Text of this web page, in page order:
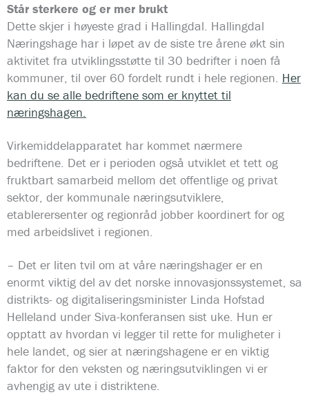
Står sterkere og er mer brukt
Dette skjer i høyeste grad i Hallingdal. Hallingdal
Næringshage har i løpet av de siste tre årene økt sin
aktivitet fra utviklingsstøtte til 30 bedrifter i noen få
kommuner, til over 60 fordelt rundt i hele regionen. Her
kan du se alle bedriftene som er knyttet til
næringshagen.
Virkemiddelapparatet har kommet nærmere
bedriftene. Det er i perioden også utviklet et tett og
fruktbart samarbeid mellom det offentlige og privat
sektor, der kommunale næringsutviklere,
etablerersenter og regionråd jobber koordinert for og
med arbeidslivet i regionen.
– Det er liten tvil om at våre næringshager er en
enormt viktig del av det norske innovasjonssystemet, sa
distrikts- og digitaliseringsminister Linda Hofstad
Helleland under Siva-konferansen sist uke. Hun er
opptatt av hvordan vi legger til rette for muligheter i
hele landet, og sier at næringshagene er en viktig
faktor for den veksten og næringsutviklingen vi er
avhengig av ute i distriktene.